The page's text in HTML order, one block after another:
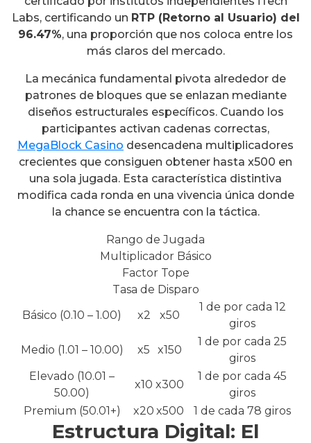
Labs, certificando un RTP (Retorno al Usuario) del
96.47%, una proporción que nos coloca entre los
más claros del mercado.
La mecánica fundamental pivota alrededor de
patrones de bloques que se enlazan mediante
diseños estructurales específicos. Cuando los
participantes activan cadenas correctas,
MegaBlock Casino desencadena multiplicadores
crecientes que consiguen obtener hasta x500 en
una sola jugada. Esta característica distintiva
modifica cada ronda en una vivencia única donde
la chance se encuentra con la táctica.
Rango de Jugada
Multiplicador Básico
Factor Tope
Tasa de Disparo
Básico (0.10 – 1.00)
x2 x50
1 de por cada 12
giros
Medio (1.01 – 10.00)
x5 x150
1 de por cada 25
giros
Elevado (10.01 –
50.00)
x10 x300
1 de por cada 45
giros
Premium (50.01+)
x20 x500 1 de cada 78 giros
Estructura Digital: El